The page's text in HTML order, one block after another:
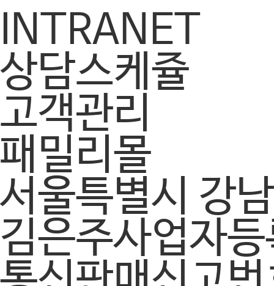
INTRANET
상담스케쥴
고객관리
패밀리몰
서울특별시 강
김은주사업자